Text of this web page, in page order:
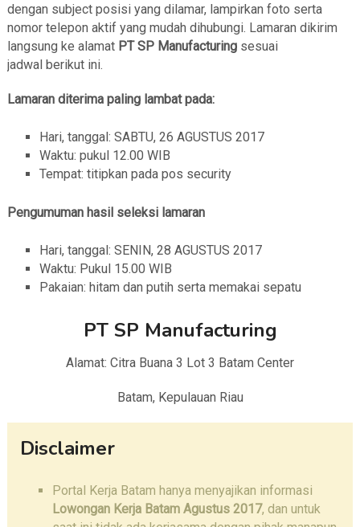
dengan subject posisi yang dilamar, lampirkan foto serta
nomor telepon aktif yang mudah dihubungi. Lamaran dikirim
langsung ke alamat PT SP Manufacturing sesuai
jadwal berikut ini.
Lamaran diterima paling lambat pada:
Hari, tanggal: SABTU, 26 AGUSTUS 2017
Waktu: pukul 12.00 WIB
Tempat: titipkan pada pos security
Pengumuman hasil seleksi lamaran
Hari, tanggal: SENIN, 28 AGUSTUS 2017
Waktu: Pukul 15.00 WIB
Pakaian: hitam dan putih serta memakai sepatu
PT SP Manufacturing
Alamat: Citra Buana 3 Lot 3 Batam Center
Batam, Kepulauan Riau
Disclaimer
Portal Kerja Batam hanya menyajikan informasi
Lowongan Kerja Batam Agustus 2017, dan untuk